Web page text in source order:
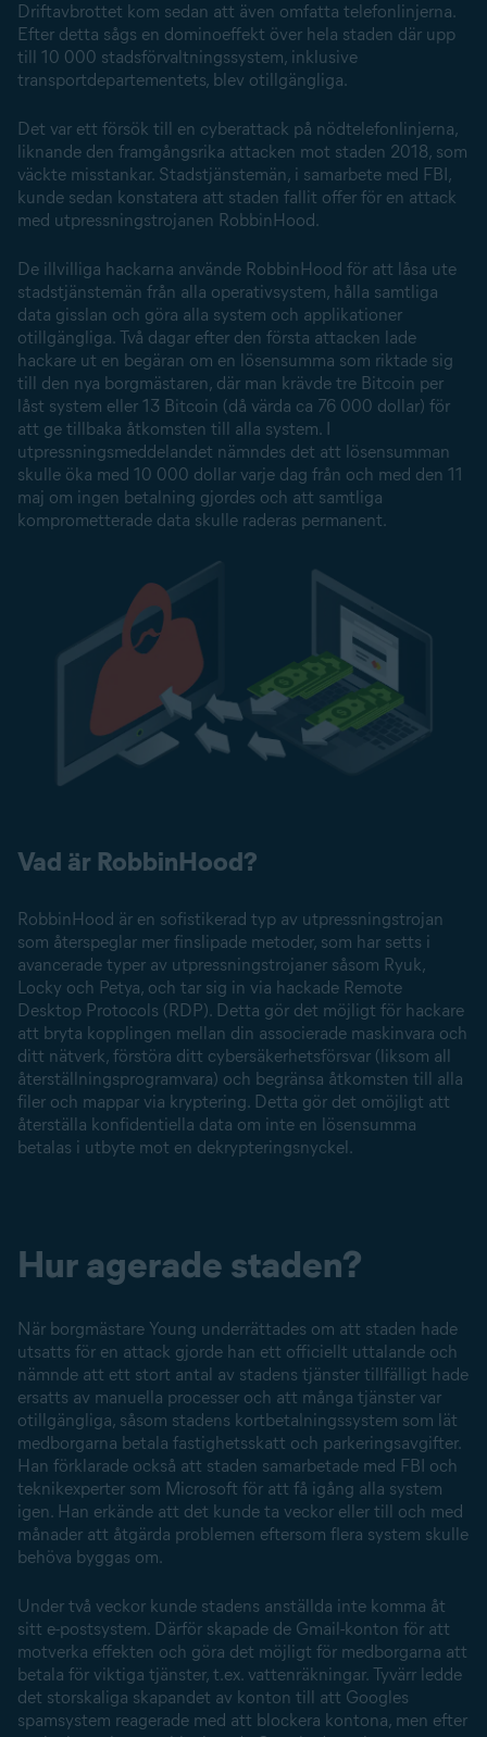
Driftavbrottet kom sedan att även omfatta telefonlinjerna.
Efter detta sågs en dominoeffekt över hela staden där upp
till 10 000 stadsförvaltningssystem, inklusive
transportdepartementets, blev otillgängliga.
Det var ett försök till en cyberattack på nödtelefonlinjerna,
liknande den framgångsrika attacken mot staden 2018, som
väckte misstankar. Stadstjänstemän, i samarbete med FBI,
kunde sedan konstatera att staden fallit offer för en attack
med utpressningstrojanen RobbinHood.
De illvilliga hackarna använde RobbinHood för att låsa ute
stadstjänstemän från alla operativsystem, hålla samtliga
data gisslan och göra alla system och applikationer
otillgängliga. Två dagar efter den första attacken lade
hackare ut en begäran om en lösensumma som riktade sig
till den nya borgmästaren, där man krävde tre Bitcoin per
låst system eller 13 Bitcoin (då värda ca 76 000 dollar) för
att ge tillbaka åtkomsten till alla system. I
utpressningsmeddelandet nämndes det att lösensumman
skulle öka med 10 000 dollar varje dag från och med den 11
maj om ingen betalning gjordes och att samtliga
komprometterade data skulle raderas permanent.
Vad är RobbinHood?
RobbinHood är en sofistikerad typ av utpressningstrojan
som återspeglar mer finslipade metoder, som har setts i
avancerade typer av utpressnings­trojaner såsom Ryuk,
Locky och Petya, och tar sig in via hackade Remote
Desktop Protocols (RDP). Detta gör det möjligt för hackare
att bryta kopplingen mellan din associerade maskinvara och
ditt nätverk, förstöra ditt cybersäkerhetsförsvar (liksom all
återställningsprogramvara) och begränsa åtkomsten till alla
filer och mappar via kryptering. Detta gör det omöjligt att
återställa konfidentiella data om inte en lösensumma
betalas i utbyte mot en dekrypteringsnyckel.
Hur agerade staden?
När borgmästare Young underrättades om att staden hade
utsatts för en attack gjorde han ett officiellt uttalande och
nämnde att ett stort antal av stadens tjänster tillfälligt hade
ersatts av manuella processer och att många tjänster var
otillgängliga, såsom stadens kortbetalningssystem som lät
medborgarna betala fastighetsskatt och parkeringsavgifter.
Han förklarade också att staden samarbetade med FBI och
teknikexperter som Microsoft för att få igång alla system
igen. Han erkände att det kunde ta veckor eller till och med
månader att åtgärda problemen eftersom flera system skulle
behöva byggas om.
Under två veckor kunde stadens anställda inte komma åt
sitt e-postsystem. Därför skapade de Gmail-konton för att
motverka effekten och göra det möjligt för medborgarna att
betala för viktiga tjänster, t.ex. vattenräkningar. Tyvärr ledde
det storskaliga skapandet av konton till att Googles
spamsystem reagerade med att blockera kontona, men efter